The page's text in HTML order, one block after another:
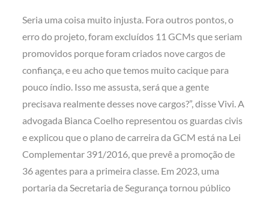
Seria uma coisa muito injusta. Fora outros pontos, o
erro do projeto, foram excluídos 11 GCMs que seriam
promovidos porque foram criados nove cargos de
confiança, e eu acho que temos muito cacique para
pouco índio. Isso me assusta, será que a gente
precisava realmente desses nove cargos?”, disse Vivi. A
advogada Bianca Coelho representou os guardas civis
e explicou que o plano de carreira da GCM está na Lei
Complementar 391/2016, que prevê a promoção de
36 agentes para a primeira classe. Em 2023, uma
portaria da Secretaria de Segurança tornou público